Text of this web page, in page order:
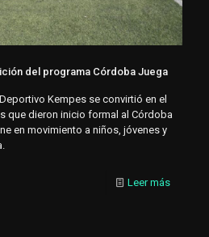
del programa Córdoba Juega
Kempes se convirtió en el
que dieron inicio formal al Córdoba
en movimiento a niños, jóvenes y
Leer más